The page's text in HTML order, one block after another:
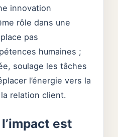
innovation
rôle dans une
pas
humaines ;
soulage les tâches
l’énergie vers la
relation client.
est